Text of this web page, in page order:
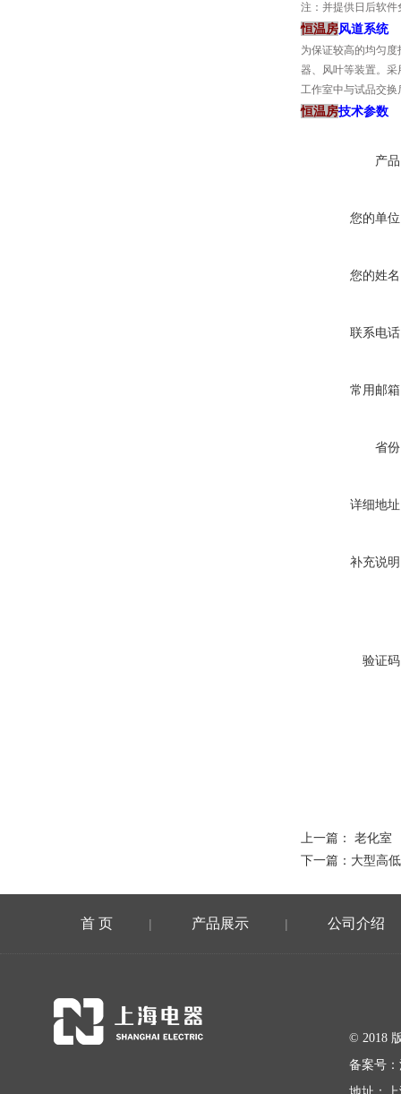
注：并提供日后软件
恒温房风道系统
为保证较高的均匀
器、风叶等装置。
工作室中与试品交
恒温房技术参数
产
您的单
您的姓
联系电
常用邮
省
详细地
补充说
验证
上一篇： 老化室
下一篇： 大型高
首 页 | 产品展示 | 公司介绍
© 2018
备案号：